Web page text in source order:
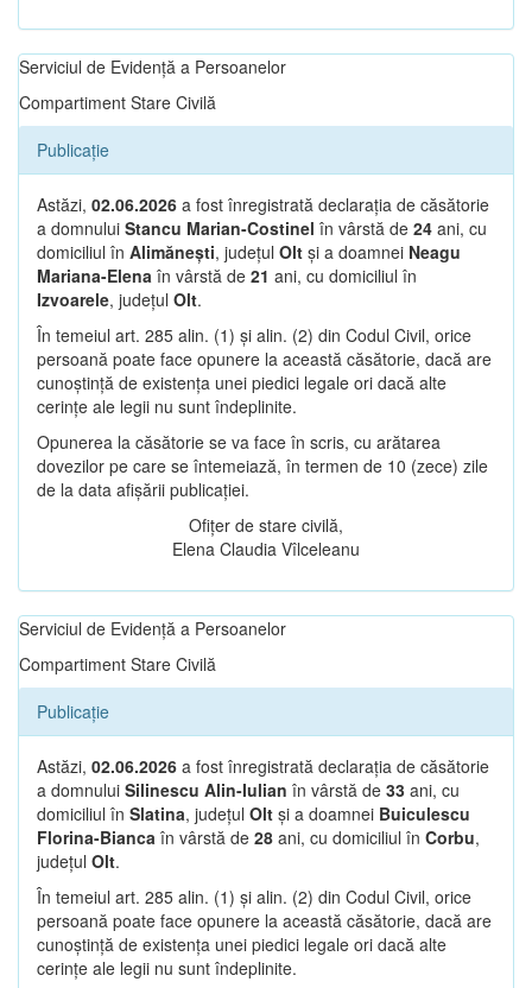
Serviciul de Evidență a Persoanelor
Compartiment Stare Civilă
Publicație
Astăzi, 02.06.2026 a fost înregistrată declarația de căsătorie
a domnului Stancu Marian-Costinel în vârstă de 24 ani, cu
domiciliul în Alimănești, județul Olt și a doamnei Neagu
Mariana-Elena în vârstă de 21 ani, cu domiciliul în
Izvoarele, județul Olt.
În temeiul art. 285 alin. (1) și alin. (2) din Codul Civil, orice
persoană poate face opunere la această căsătorie, dacă are
cunoștință de existența unei piedici legale ori dacă alte
cerințe ale legii nu sunt îndeplinite.
Opunerea la căsătorie se va face în scris, cu arătarea
dovezilor pe care se întemeiază, în termen de 10 (zece) zile
de la data afișării publicației.
Ofițer de stare civilă,
Elena Claudia Vîlceleanu
Serviciul de Evidență a Persoanelor
Compartiment Stare Civilă
Publicație
Astăzi, 02.06.2026 a fost înregistrată declarația de căsătorie
a domnului Silinescu Alin-Iulian în vârstă de 33 ani, cu
domiciliul în Slatina, județul Olt și a doamnei Buiculescu
Florina-Bianca în vârstă de 28 ani, cu domiciliul în Corbu,
județul Olt.
În temeiul art. 285 alin. (1) și alin. (2) din Codul Civil, orice
persoană poate face opunere la această căsătorie, dacă are
cunoștință de existența unei piedici legale ori dacă alte
cerințe ale legii nu sunt îndeplinite.